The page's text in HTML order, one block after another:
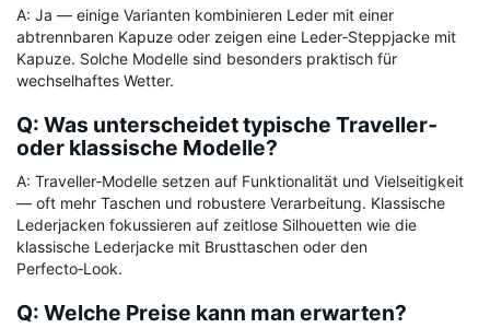
A: Ja — einige Varianten kombinieren Leder mit einer
abtrennbaren Kapuze oder zeigen eine Leder‑Steppjacke mit
Kapuze. Solche Modelle sind besonders praktisch für
wechselhaftes Wetter.
Q: Was unterscheidet typische Traveller‑
oder klassische Modelle?
A: Traveller‑Modelle setzen auf Funktionalität und Vielseitigkeit
— oft mehr Taschen und robustere Verarbeitung. Klassische
Lederjacken fokussieren auf zeitlose Silhouetten wie die
klassische Lederjacke mit Brusttaschen oder den
Perfecto‑Look.
Q: Welche Preise kann man erwarten?